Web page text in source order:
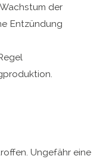
der
Entzündung
Ungefähr eine